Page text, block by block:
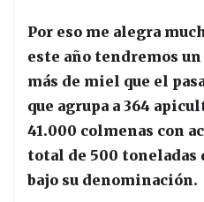
Por eso me alegra
este año tendremos
más de miel que el
que agrupa a 364
41.000 colmenas con
total de 500
bajo su denominación.